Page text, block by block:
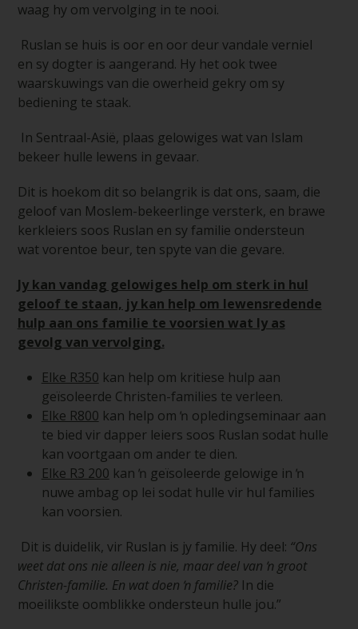
waag hy om vervolging in te nooi.
Ruslan se huis is oor en oor deur vandale verniel
en sy dogter is aangerand. Hy het ook twee
waarskuwings van die owerheid gekry om sy
bediening te staak.
In Sentraal-Asië, plaas gelowiges wat van Islam
bekeer hulle lewens in gevaar.
Dit is hoekom dit so belangrik is dat ons, saam, die
geloof van Moslem-bekeerlinge versterk, en brawe
kerkleiers soos Ruslan en sy familie ondersteun
wat vorentoe beur, ten spyte van die gevare.
Jy kan vandag gelowiges help om sterk in hul
geloof te staan, jy kan help om lewensredende
hulp aan ons familie te voorsien wat ly as
gevolg van vervolging.
Elke R350 kan help om kritiese hulp aan
geïsoleerde Christen-families te verleen.
Elke R800 kan help om ŉ opledingseminaar aan
te bied vir dapper leiers soos Ruslan sodat hulle
kan voortgaan om ander te dien.
Elke R3 200 kan ŉ geïsoleerde gelowige in ŉ
nuwe ambag op lei sodat hulle vir hul families
kan voorsien.
Dit is duidelik, vir Ruslan is jy familie. Hy deel: “Ons
weet dat ons nie alleen is nie, maar deel van ŉ groot
Christen-familie. En wat doen ŉ familie? In die
moeilikste oomblikke ondersteun hulle jou.”